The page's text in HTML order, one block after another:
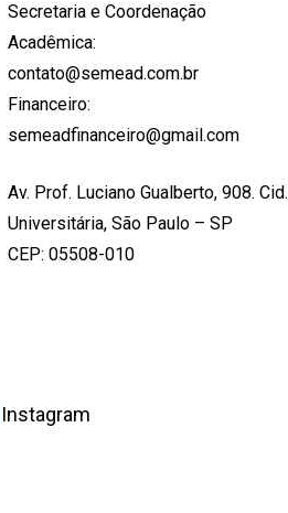
Secretaria e Coordenação
Acadêmica:
contato@semead.com.br
Financeiro:
semeadfinanceiro@gmail.com
Av. Prof. Luciano Gualberto, 908. Cid.
Universitária, São Paulo – SP
CEP: 05508-010
Instagram